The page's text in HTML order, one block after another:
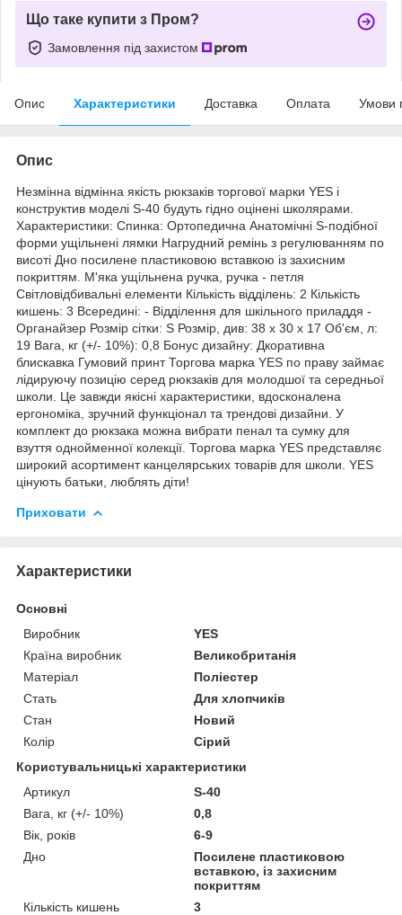
Що таке купити з Пром?
Замовлення під захистом
Опис Характеристики Доставка Оплата Умови
Опис
Незмінна відмінна якість рюкзаків торгової марки YES і
конструктив моделі S-40 будуть гідно оцінені школярами.
Характеристики: Спинка: Ортопедична Анатомічні S-подібної
форми ущільнені лямки Нагрудний ремінь з регулюванням по
висоті Дно посилене пластиковою вставкою із захисним
покриттям. М'яка ущільнена ручка, ручка - петля
Світловідбивальні елементи Кількість відділень: 2 Кількість
кишень: 3 Всередині: - Відділення для шкільного приладдя -
Органайзер Розмір сітки: S Розмір, див: 38 x 30 x 17 Об'єм, л:
19 Вага, кг (+/- 10%): 0,8 Бонус дизайну: Дкоративна
блискавка Гумовий принт Торгова марка YES по праву займає
лідируючу позицію серед рюкзаків для молодшої та середньої
школи. Це завжди якісні характеристики, вдосконалена
ергономіка, зручний функціонал та трендові дизайни. У
комплект до рюкзака можна вибрати пенал та сумку для
взуття однойменної колекції. Торгова марка YES представляє
широкий асортимент канцелярських товарів для школи. YES
цінують батьки, люблять діти!
Приховати
Характеристики
Основні
Виробник
YES
Країна виробник
Великобританія
Матеріал
Поліестер
Стать
Для хлопчиків
Стан
Новий
Колір
Сірий
Користувальницькі характеристики
Артикул
S-40
Вага, кг (+/- 10%)
0,8
Вік, років
6-9
Дно
Посилене пластиковою
вставкою, із захисним
покриттям
Кількість кишень
3